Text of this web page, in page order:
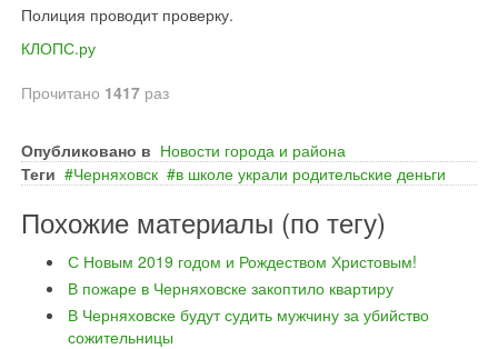
Полиция проводит проверку.
КЛОПС.ру
Прочитано 1417 раз
Опубликовано в Новости города и района
Теги
Черняховск в школе украли родительские деньги
Похожие материалы (по тегу)
С Новым 2019 годом и Рождеством Христовым!
В пожаре в Черняховске закоптило квартиру
В Черняховске будут судить мужчину за убийство
сожительницы